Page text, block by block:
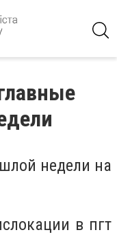
недели на
в пгт